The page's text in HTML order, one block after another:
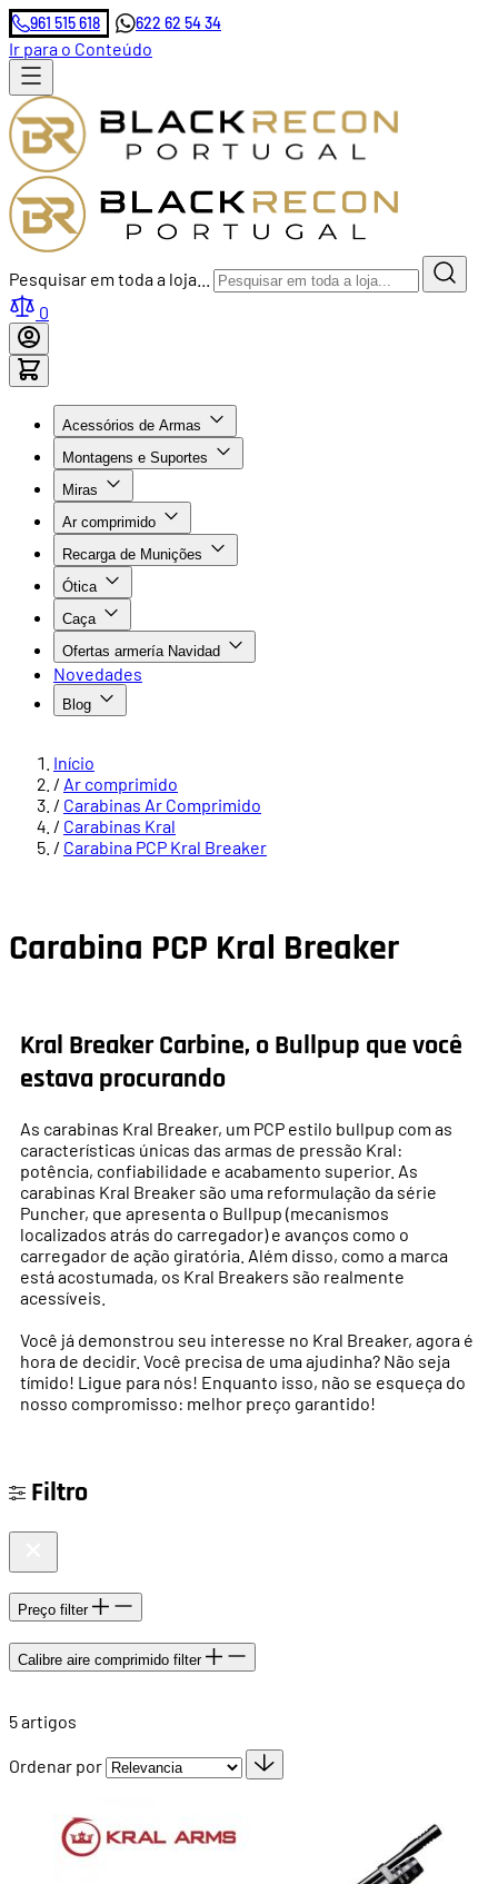
961 515 618 622 62 54 34
Ir para o Conteúdo
Pesquisar em toda a loja...
0
Acessórios de Armas
Montagens e Suportes
Miras
Ar comprimido
Recarga de Munições
Ótica
Caça
Ofertas armería Navidad
Novedades
Blog
Início
/ Ar comprimido
/ Carabinas Ar Comprimido
/ Carabinas Kral
/ Carabina PCP Kral Breaker
Carabina PCP Kral Breaker
Kral Breaker Carbine, o Bullpup que você
estava procurando
As carabinas Kral Breaker, um PCP estilo bullpup com as
características únicas das armas de pressão Kral:
potência, confiabilidade e acabamento superior. As
carabinas Kral Breaker são uma reformulação da série
Puncher, que apresenta o Bullpup (mecanismos
localizados atrás do carregador) e avanços como o
carregador de ação giratória. Além disso, como a marca
está acostumada, os Kral Breakers são realmente
acessíveis.
Você já demonstrou seu interesse no Kral Breaker, agora é
hora de decidir. Você precisa de uma ajudinha? Não seja
tímido! Ligue para nós! Enquanto isso, não se esqueça do
nosso compromisso: melhor preço garantido!
Filtro
Preço filter
Calibre aire comprimido filter
5artigos
Ordenar por